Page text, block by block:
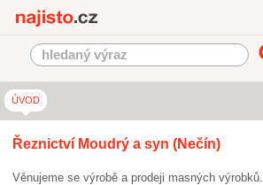
ÚVOD
Řeznictví Moudrý a syn (Nečín)
Věnujeme se výrobě a prodeji masných výrobků.